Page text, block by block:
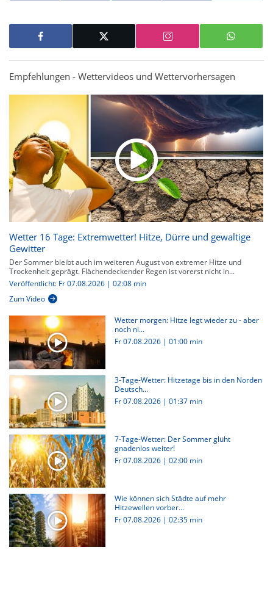
Empfehlungen - Wettervideos und Wettervorhersagen
Wetter 16 Tage: Extremwetter! Hitze, Dürre und gewaltige
Gewitter
Der Sommer bleibt auch im weiteren August von extremer Hitze und
Trockenheit geprägt. Flächendeckender Regen ist vorerst nicht in...
Veröffentlicht: Fr 07.08.2026 | 02:08 min
Zum Video
Wetter morgen: Hitze legt wieder zu - aber
noch ni...
Fr 07.08.2026 | 01:00 min
3-Tage-Wetter: Hitzetage bis in den Norden
Deutsch...
Fr 07.08.2026 | 01:37 min
7-Tage-Wetter: Der Sommer glüht
gnadenlos weiter!
Fr 07.08.2026 | 02:00 min
Wie können sich Städte auf mehr
Hitzewellen vorber...
Fr 07.08.2026 | 02:35 min